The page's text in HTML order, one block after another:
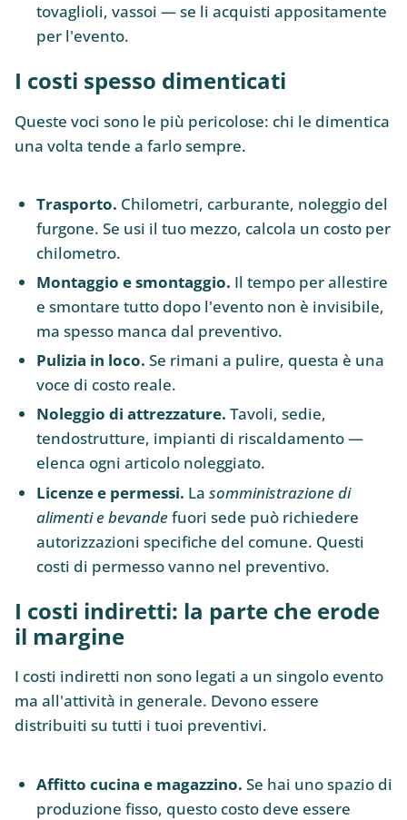
tovaglioli, vassoi — se li acquisti appositamente
per l'evento.
I costi spesso dimenticati
Queste voci sono le più pericolose: chi le dimentica
una volta tende a farlo sempre.
Trasporto. Chilometri, carburante, noleggio del
furgone. Se usi il tuo mezzo, calcola un costo per
chilometro.
Montaggio e smontaggio. Il tempo per allestire
e smontare tutto dopo l'evento non è invisibile,
ma spesso manca dal preventivo.
Pulizia in loco. Se rimani a pulire, questa è una
voce di costo reale.
Noleggio di attrezzature. Tavoli, sedie,
tendostrutture, impianti di riscaldamento —
elenca ogni articolo noleggiato.
Licenze e permessi. La somministrazione di
alimenti e bevandefuori sede può richiedere
autorizzazioni specifiche del comune. Questi
costi di permesso vanno nel preventivo.
I costi indiretti: la parte che erode
il margine
I costi indiretti non sono legati a un singolo evento
ma all'attività in generale. Devono essere
distribuiti su tutti i tuoi preventivi.
Affitto cucina e magazzino. Se hai uno spazio di
produzione fisso, questo costo deve essere